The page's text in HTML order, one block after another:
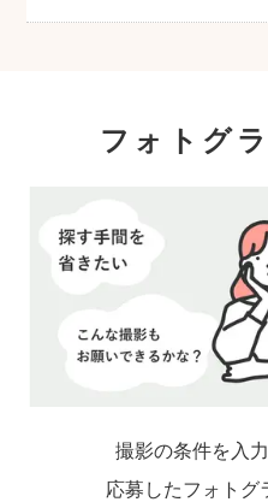
フォトグ
撮影の条件を入
応募したフォトグ